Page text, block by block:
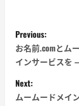
P
o
s
t
Previous:
お名前.comとム
インサービスを
Next:
ムームードメイ